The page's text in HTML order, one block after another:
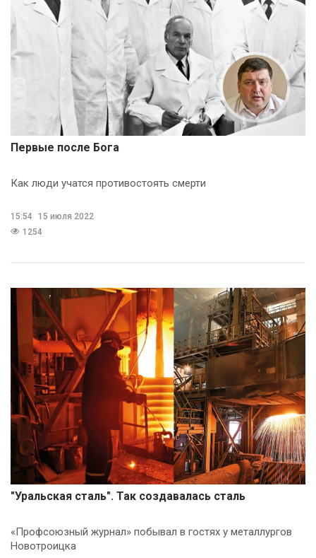
Первые после Бога
Как люди учатся противостоять смерти
15:54
15 июля 2022
1254
"Уральская сталь". Так создавалась сталь
«Профсоюзный журнал» побывал в гостях у металлургов
Новотроицка